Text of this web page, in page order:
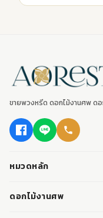
ขายพวงหรีด ดอกไม้งานศพ ดอ
หมวดหลัก
ดอกไม้งานศพ